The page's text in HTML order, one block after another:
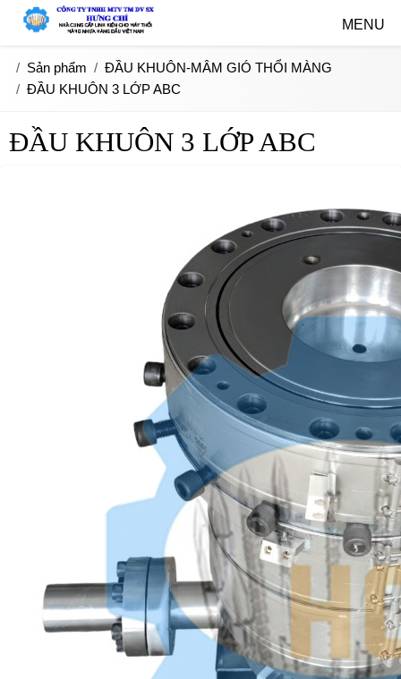
MENU
Sản phẩm
ĐẦU KHUÔN-MÂM GIÓ THỔI MÀNG
ĐẦU KHUÔN 3 LỚP ABC
ĐẦU KHUÔN 3 LỚP ABC